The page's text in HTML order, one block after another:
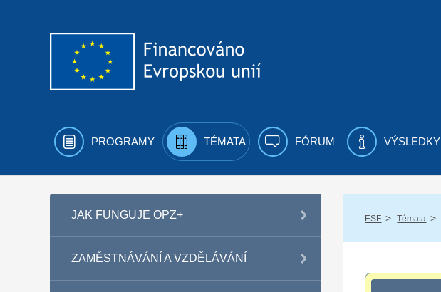
PROGRAMY TÉMATA FÓRUM VÝSLEDKY
JAK FUNGUJE OPZ+
ZAMĚSTNÁVÁNÍ A VZDĚLÁVÁNÍ
ESF / Témata /